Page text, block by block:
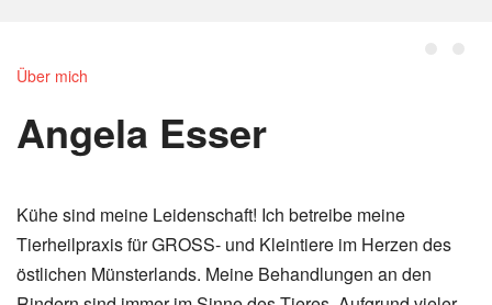
Über mich
Angela Esser
Kühe sind meine Leidenschaft! Ich betreibe meine
Tierheilpraxis für GROSS- und Kleintiere im Herzen des
östlichen Münsterlands. Meine Behandlungen an den